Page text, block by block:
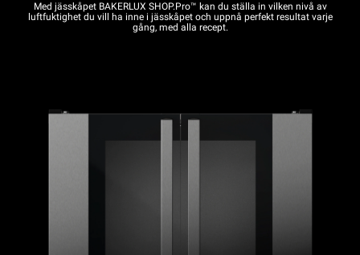
Med jässkåpet BAKERLUX SHOP.Pro™ kan du ställa in vilken nivå av
luftfuktighet du vill ha inne i jässkåpet och uppnå perfekt resultat varje
gång, med alla recept.